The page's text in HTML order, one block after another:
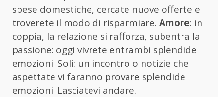
spese domestiche, cercate nuove offerte e
troverete il modo di risparmiare. Amore: in
coppia, la relazione si rafforza, subentra la
passione: oggi vivrete entrambi splendide
emozioni. Soli: un incontro o notizie che
aspettate vi faranno provare splendide
emozioni. Lasciatevi andare.